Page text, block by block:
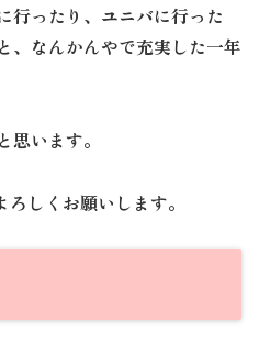
行ったり、ユニバに行った
、なんかんやで充実した一年
います。
しくお願いします。